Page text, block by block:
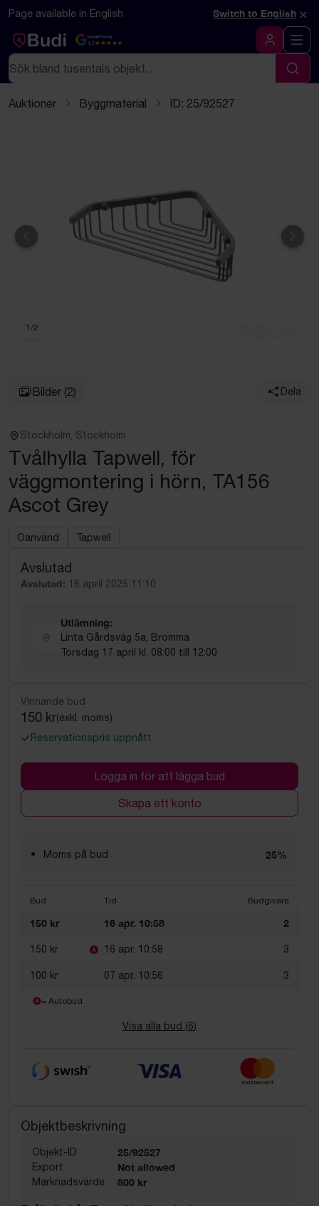
Hoppa till innehåll
Textbaserad (markdown) version av denna sida
Page available in English Switch to English ×
Google Rating
4.5
Logga in
Sök
Sök
Auktioner Byggmaterial ID: 25/92527
Föregående
1 /2
Bilder (2) Dela
Stockholm, Stockholm
Tvålhylla Tapwell, för
väggmontering i hörn, TA156
Ascot Grey
Oanvänd Tapwell
Avslutad
Avslutad: 16 april 2025 11:10
Utlämning:
Linta Gårdsväg 5a, Bromma
Torsdag 17 april kl. 08:00 till 12:00
Vinnande bud
150 kr(exkl. moms)
Reservationspris uppnått
Logga in för att lägga bud
Skapa ett konto
Moms på bud 25%
Bud Tid Budgivare
150 kr 16 apr. 10:58 2
150 kr 16 apr. 10:58 3
100 kr 07 apr. 10:56 3
= Autobud
Visa alla bud (6)
Objektbeskrivning
Objekt-ID 25/92527
Export Not allowed
Marknadsvärde 800 kr